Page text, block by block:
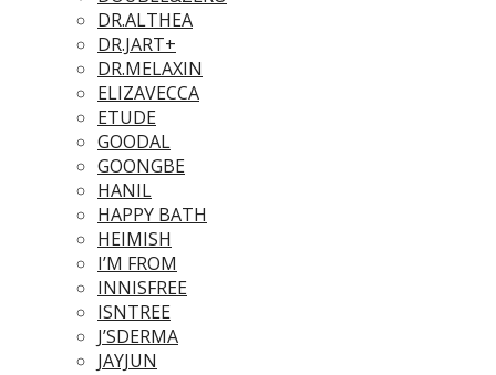
DR.ALTHEA
DR.JART+
DR.MELAXIN
ELIZAVECCA
ETUDE
GOODAL
GOONGBE
HANIL
HAPPY BATH
HEIMISH
I’M FROM
INNISFREE
ISNTREE
J’SDERMA
JAYJUN